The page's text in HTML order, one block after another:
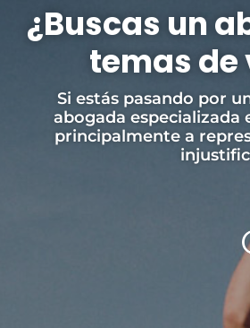
¿Buscas un
temas de
Si estás pasando por
abogada especializada
principalmente a